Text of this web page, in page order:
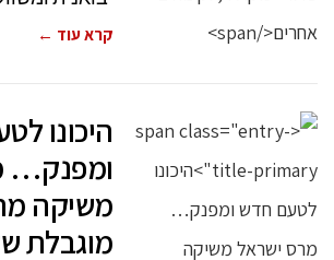
קרא עוד ←
היכונו
ומפנק…
משיקה